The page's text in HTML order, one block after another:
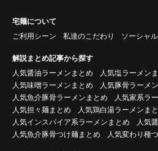
宅麺について
ご利用シーン
私達のこだわり ソーシャ
解説まとめ記事から探す
人気醤油ラーメンまとめ
人気塩ラーメン
人気味噌ラーメンまとめ
人気豚骨ラーメ
人気魚介豚骨ラーメンまとめ
人気家系ラ
人気担々麺まとめ
人気鶏白湯ラーメンま
人気インスパイア系ラーメンまとめ
人気
人気魚介豚骨つけ麺まとめ
人気変わり種